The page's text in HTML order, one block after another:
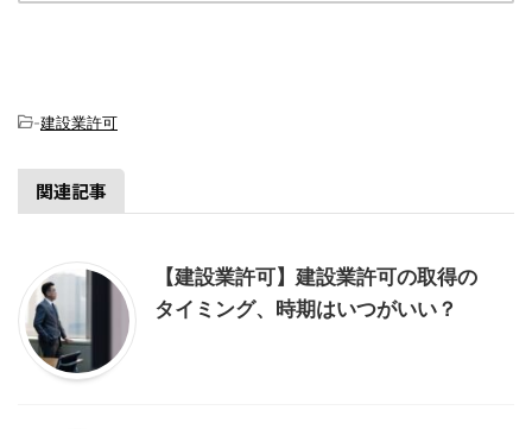
-建設業許可
関連記事
【建設業許可】建設業許可の取得の
タイミング、時期はいつがいい？